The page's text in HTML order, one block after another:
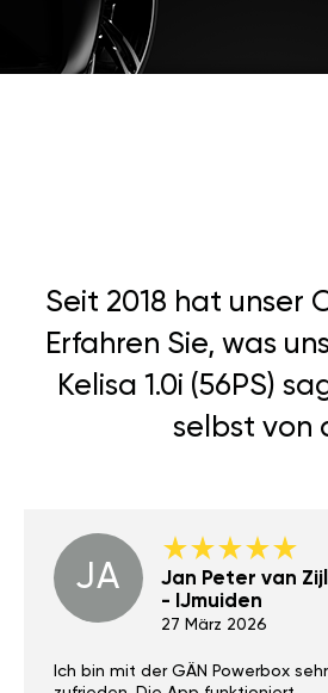
Seit 2018 hat unser
Erfahren Sie, was
Kelisa 1.0i (56PS)
selbst von
JA
Jan Peter van Zijl
- IJmuiden
27 März 2026
Ich bin mit der GÄN Powerbox sehr